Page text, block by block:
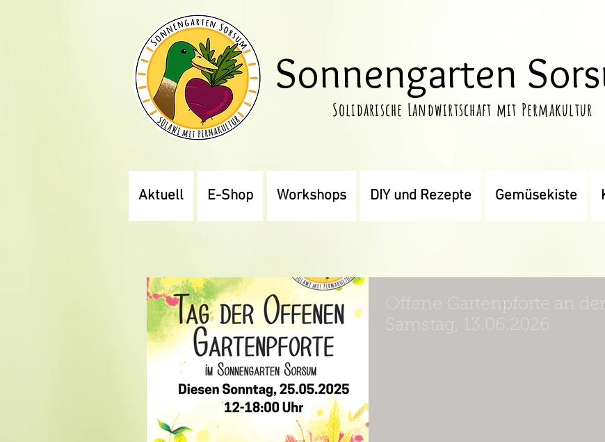
Sonnengarten
Solidarische Landwirtschaft mit Permakultur
Aktuell E-Shop Workshops DIY und Rezepte Gemüsekiste
Offene Gartenpforte an
Samstag, 13.06.2026